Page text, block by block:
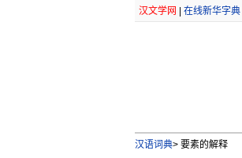
汉文学网 在线新华字典|
汉语词典>要素的解释